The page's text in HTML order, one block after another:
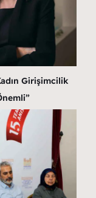
Girişimcilik